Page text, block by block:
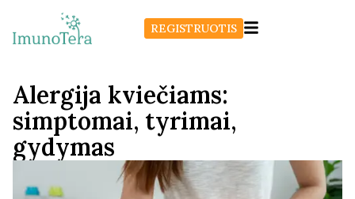
REGISTRUOTIS
Alergija kviečiams:
simptomai, tyrimai,
gydymas